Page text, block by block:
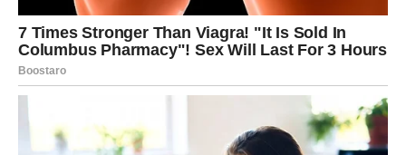
dužnosti ili navike. Ljubav postajemirna, stabilna i zrela,
ili se konačno prekida sve što je bilo hladno, neuzvraćeno
i iscrpljujuće.
Na poslovnom planu, trud više ne ostaje neprimećen.
Dolazi period u kojem se autoritet gradi bez borbe –
prirodno, kroz iskustvo i poštovanje.